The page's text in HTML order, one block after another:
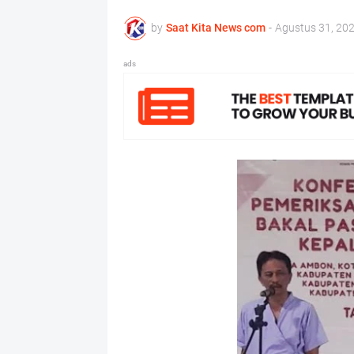
by Saat Kita News com - Agustus 31,
ads